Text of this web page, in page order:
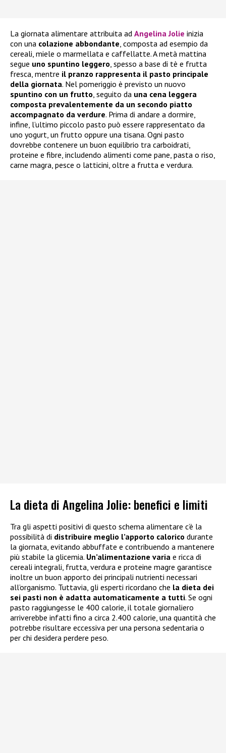
La giornata alimentare attribuita ad Angelina Jolie inizia
con una colazione abbondante, composta ad esempio da
cereali, miele o marmellata e caffellatte. A metà mattina
segue uno spuntino leggero, spesso a base di tè e frutta
fresca, mentre il pranzo rappresenta il pasto principale
della giornata. Nel pomeriggio è previsto un nuovo
spuntino con un frutto, seguito da una cena leggera
composta prevalentemente da un secondo piatto
accompagnato da verdure. Prima di andare a dormire,
infine, l’ultimo piccolo pasto può essere rappresentato da
uno yogurt, un frutto oppure una tisana. Ogni pasto
dovrebbe contenere un buon equilibrio tra carboidrati,
proteine e fibre, includendo alimenti come pane, pasta o riso,
carne magra, pesce o latticini, oltre a frutta e verdura.
La dieta di Angelina Jolie: benefici e limiti
Tra gli aspetti positivi di questo schema alimentare c’è la
possibilità di distribuire meglio l’apporto calorico durante
la giornata, evitando abbuffate e contribuendo a mantenere
più stabile la glicemia. Un’alimentazione varia e ricca di
cereali integrali, frutta, verdura e proteine magre garantisce
inoltre un buon apporto dei principali nutrienti necessari
all’organismo. Tuttavia, gli esperti ricordano che la dieta dei
sei pasti non è adatta automaticamente a tutti. Se ogni
pasto raggiungesse le 400 calorie, il totale giornaliero
arriverebbe infatti fino a circa 2.400 calorie, una quantità che
potrebbe risultare eccessiva per una persona sedentaria o
per chi desidera perdere peso.